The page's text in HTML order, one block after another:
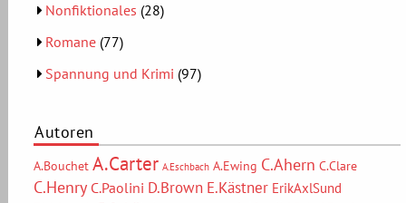
Nonfiktionales (28)
Romane (77)
Spannung und Krimi (97)
Autoren
A.Bouchet A.Carter A.Eschbach A.Ewing C.Ahern C.Clare
C.Henry C.Paolini D.Brown E.Kästner ErikAxlSund